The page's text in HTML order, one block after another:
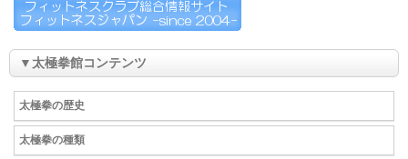
▼太極拳館コンテンツ
太極拳の歴史
太極拳の種類